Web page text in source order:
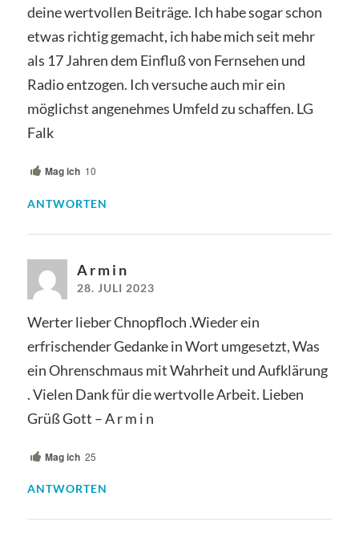
deine wertvollen Beiträge. Ich habe sogar schon
etwas richtig gemacht, ich habe mich seit mehr
als 17 Jahren dem Einfluß von Fernsehen und
Radio entzogen. Ich versuche auch mir ein
möglichst angenehmes Umfeld zu schaffen. LG
Falk
Mag ich 10
ANTWORTEN
A r m i n
28. JULI 2023
Werter lieber Chnopfloch .Wieder ein
erfrischender Gedanke in Wort umgesetzt, Was
ein Ohrenschmaus mit Wahrheit und Aufklärung
. Vielen Dank für die wertvolle Arbeit. Lieben
Grüß Gott – A r m i n
Mag ich 25
ANTWORTEN